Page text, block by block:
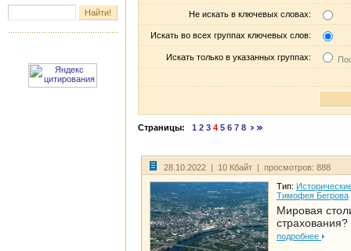
Не искать в ключевых словах:
Искать во всех группах ключевых слов:
Искать только в указанных группах:
Страницы: 1 2 3 4 5 6 7 8
28.10.2022 | 10 Кбайт | просмотров: 888
Тип:
Тимофея Бегрова
Мировая
страхования?
подробнее